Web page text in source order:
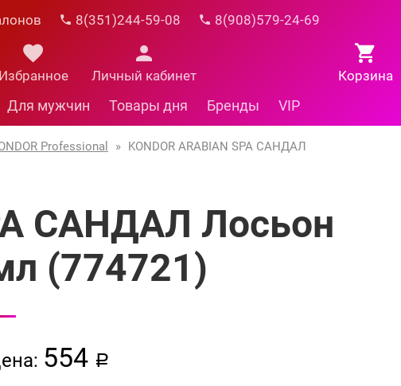
8(351)244-59-08 8(908)579-24-69
Корзина
Избранное Личный кабинет
Для мужчин Товары дня Бренды VIP
Professional » KONDOR ARABIAN SPA САНДАЛ
САНДАЛ Лосьон
(774721)
554 a